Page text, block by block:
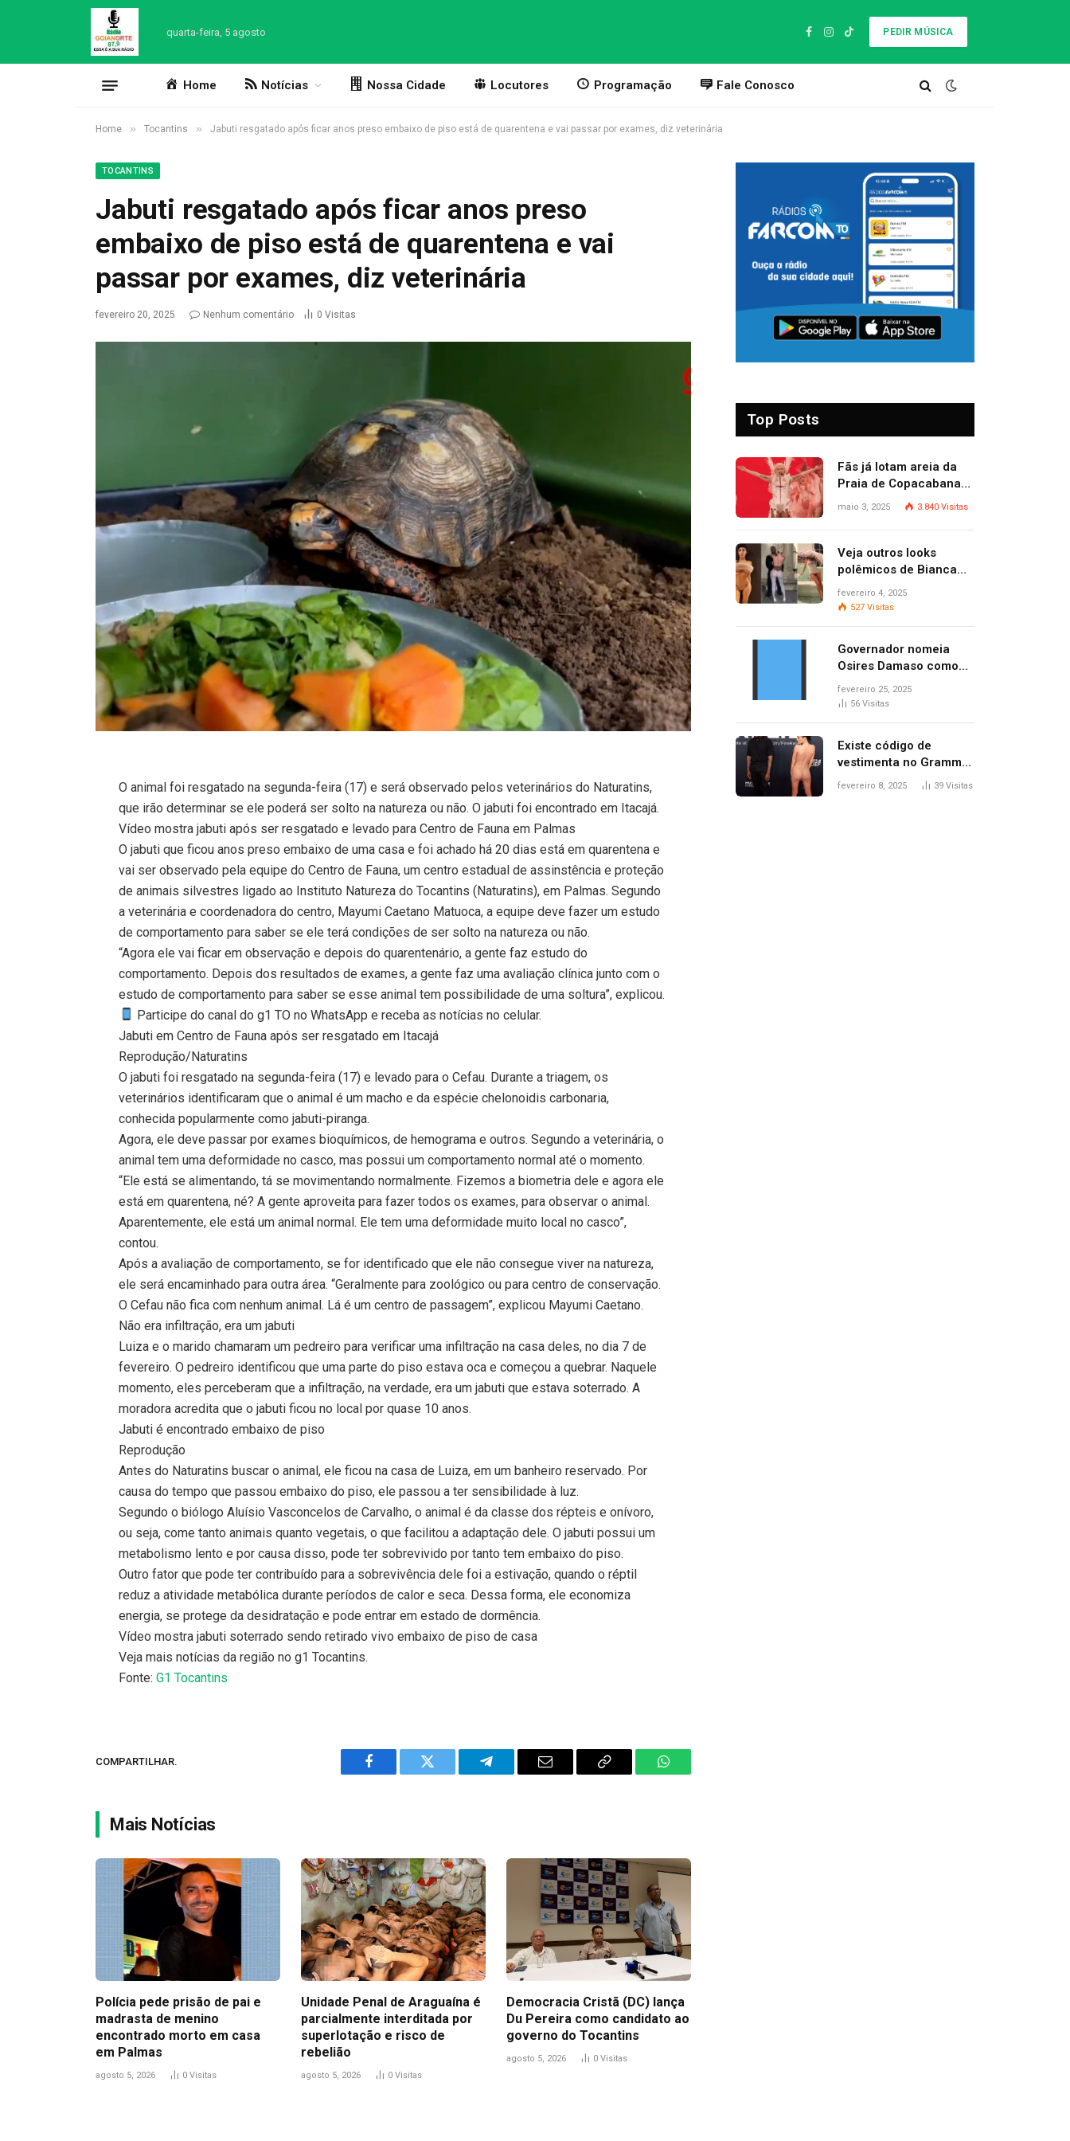
quarta-feira, 5 agosto
Facebook
Instagram
TikTok
PEDIR MÚSICA
Home Notícias Nossa Cidade Locutores Programação Fale Conosco
Home » Tocantins » Jabuti resgatado após ficar anos preso embaixo de piso está de quarentena e vai passar por exames, diz veterinária
TOCANTINS
Jabuti resgatado após ficar anos preso
embaixo de piso está de quarentena e vai
passar por exames, diz veterinária
fevereiro 20, 2025 Nenhum comentário 0 Visitas
O animal foi resgatado na segunda-feira (17) e será observado pelos veterinários do Naturatins,
que irão determinar se ele poderá ser solto na natureza ou não. O jabuti foi encontrado em Itacajá.
Vídeo mostra jabuti após ser resgatado e levado para Centro de Fauna em Palmas
O jabuti que ficou anos preso embaixo de uma casa e foi achado há 20 dias está em quarentena e
vai ser observado pela equipe do Centro de Fauna, um centro estadual de assinstência e proteção
de animais silvestres ligado ao Instituto Natureza do Tocantins (Naturatins), em Palmas. Segundo
a veterinária e coordenadora do centro, Mayumi Caetano Matuoca, a equipe deve fazer um estudo
de comportamento para saber se ele terá condições de ser solto na natureza ou não.
“Agora ele vai ficar em observação e depois do quarentenário, a gente faz estudo do
comportamento. Depois dos resultados de exames, a gente faz uma avaliação clínica junto com o
estudo de comportamento para saber se esse animal tem possibilidade de uma soltura”, explicou.
Participe do canal do g1 TO no WhatsApp e receba as notícias no celular.
Jabuti em Centro de Fauna após ser resgatado em Itacajá
Reprodução/Naturatins
O jabuti foi resgatado na segunda-feira (17) e levado para o Cefau. Durante a triagem, os
veterinários identificaram que o animal é um macho e da espécie chelonoidis carbonaria,
conhecida popularmente como jabuti-piranga.
Agora, ele deve passar por exames bioquímicos, de hemograma e outros. Segundo a veterinária, o
animal tem uma deformidade no casco, mas possui um comportamento normal até o momento.
“Ele está se alimentando, tá se movimentando normalmente. Fizemos a biometria dele e agora ele
está em quarentena, né? A gente aproveita para fazer todos os exames, para observar o animal.
Aparentemente, ele está um animal normal. Ele tem uma deformidade muito local no casco”,
contou.
Após a avaliação de comportamento, se for identificado que ele não consegue viver na natureza,
ele será encaminhado para outra área. “Geralmente para zoológico ou para centro de conservação.
O Cefau não fica com nenhum animal. Lá é um centro de passagem”, explicou Mayumi Caetano.
Não era infiltração, era um jabuti
Luiza e o marido chamaram um pedreiro para verificar uma infiltração na casa deles, no dia 7 de
fevereiro. O pedreiro identificou que uma parte do piso estava oca e começou a quebrar. Naquele
momento, eles perceberam que a infiltração, na verdade, era um jabuti que estava soterrado. A
moradora acredita que o jabuti ficou no local por quase 10 anos.
Jabuti é encontrado embaixo de piso
Reprodução
Antes do Naturatins buscar o animal, ele ficou na casa de Luiza, em um banheiro reservado. Por
causa do tempo que passou embaixo do piso, ele passou a ter sensibilidade à luz.
Segundo o biólogo Aluísio Vasconcelos de Carvalho, o animal é da classe dos répteis e onívoro,
ou seja, come tanto animais quanto vegetais, o que facilitou a adaptação dele. O jabuti possui um
metabolismo lento e por causa disso, pode ter sobrevivido por tanto tem embaixo do piso.
Outro fator que pode ter contribuído para a sobrevivência dele foi a estivação, quando o réptil
reduz a atividade metabólica durante períodos de calor e seca. Dessa forma, ele economiza
energia, se protege da desidratação e pode entrar em estado de dormência.
Vídeo mostra jabuti soterrado sendo retirado vivo embaixo de piso de casa
Veja mais notícias da região no g1 Tocantins.
Fonte:G1 Tocantins
COMPARTILHAR.
Facebook Twitter Telegram Email
Copy
WhatsApp
Mais Notícias
Polícia pede prisão de pai e
madrasta de menino
encontrado morto em casa
em Palmas
agosto 5, 2026 0 Visitas
Unidade Penal de Araguaína é
parcialmente interditada por
superlotação e risco de
rebelião
agosto 5, 2026 0 Visitas
Democracia Cristã (DC) lança
Du Pereira como candidato ao
governo do Tocantins
agosto 5, 2026 0 Visitas
Top Posts
Fãs já lotam areia da
Praia de Copacabana
para o show de Lady
maio 3, 2025 3.840 Visitas
Veja outros looks
polêmicos de Bianca
Censori, esposa de
Kanye West que
fevereiro 4, 2025
527 Visitas
Governador nomeia
Osires Damaso como
presidente do Ruraltins
fevereiro 25, 2025
56 Visitas
Existe código de
vestimenta no Grammy?
Questionamento surgiu
fevereiro 8, 2025 39 Visitas